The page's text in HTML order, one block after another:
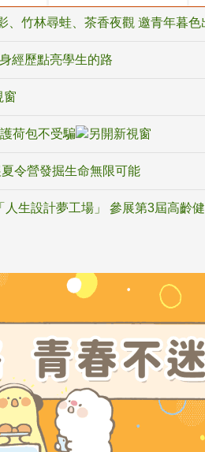
、竹林尋蛙、茶香夜觀 邀青年暮色
經歷點亮學生的路
荷包不受騙
令營發掘生命無限可能
生設計夢工場」 參展第3屆高齡